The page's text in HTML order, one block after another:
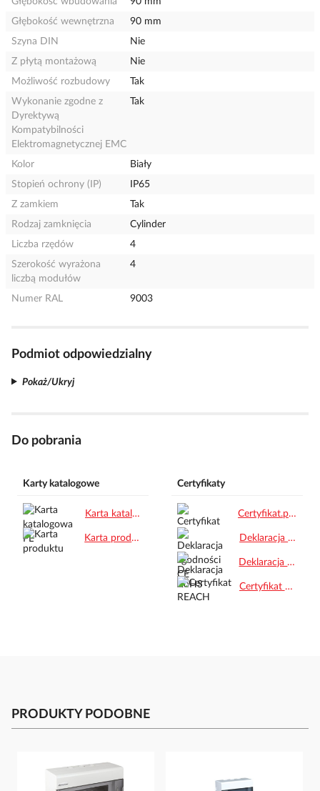
Głębokość wewnętrzna
90 mm
Szyna DIN
Nie
Z płytą montażową
Nie
Możliwość rozbudowy
Tak
Wykonanie zgodne z
Dyrektywą
Kompatybilności
Elektromagnetycznej EMC
Tak
Kolor
Biały
Stopień ochrony (IP)
IP65
Z zamkiem
Tak
Rodzaj zamknięcia
Cylinder
Liczba rzędów
4
Szerokość wyrażona
liczbą modułów
4
Numer RAL 9003
Podmiot odpowiedzialny
Pokaż/Ukryj
Do pobrania
Karty katalogowe
Karta katalogowa PL.pdf
Karta produktu.pdf
Certyfikaty
Certyfikat.pdf
Deklaracja zgodności CE.pdf
Deklaracja RoHS.pdf
Certyfikat REACH.pdf
PRODUKTY PODOBNE